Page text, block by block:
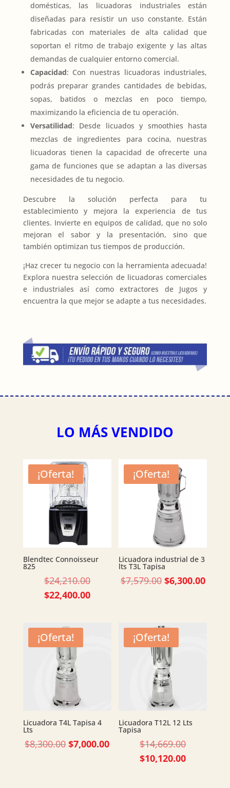
domésticas, las licuadoras industriales están
diseñadas para resistir un uso constante. Están
fabricadas con materiales de alta calidad que
soportan el ritmo de trabajo exigente y las altas
demandas de cualquier entorno comercial.
Capacidad: Con nuestras licuadoras industriales,
podrás preparar grandes cantidades de bebidas,
sopas, batidos o mezclas en poco tiempo,
maximizando la eficiencia de tu operación.
Versatilidad: Desde licuados y smoothies hasta
mezclas de ingredientes para cocina, nuestras
licuadoras tienen la capacidad de ofrecerte una
gama de funciones que se adaptan a las diversas
necesidades de tu negocio.
Descubre la solución perfecta para tu
establecimiento y mejora la experiencia de tus
clientes. Invierte en equipos de calidad, que no solo
mejoran el sabor y la presentación, sino que
también optimizan tus tiempos de producción.
¡Haz crecer tu negocio con la herramienta adecuada!
Explora nuestra selección de licuadoras comerciales
e industriales así como extractores de Jugos y
encuentra la que mejor se adapte a tus necesidades.
LO MÁS VENDIDO
¡Oferta!
Blendtec Connoisseur
825
$24,210.00Original
price
$22,400.00Current
$22,400.00.
¡Oferta!
Licuadora industrial de 3
lts T3L Tapisa
$7,579.00 Original
$6,300.00
¡Oferta!
Licuadora T4L Tapisa 4
Lts
$8,300.00Original
$7,000.00Current
¡Oferta!
Licuadora T12L 12 Lts
Tapisa
$14,669.00Original
price
$10,120.00Current